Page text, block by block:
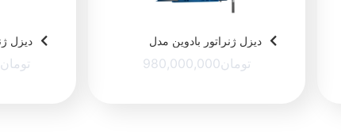
دیزل ژنراتور بادوین مدل
تومان980,000,000 تومان